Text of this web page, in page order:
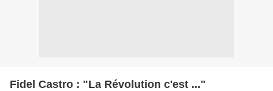
Fidel Castro : "La Révolution c'est ..."